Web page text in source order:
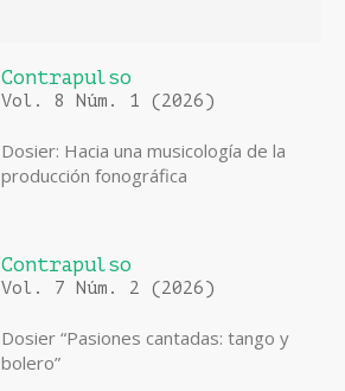
Contrapulso
Vol. 8 Núm. 1 (2026)
Dosier: Hacia una musicología de la
producción fonográfica
Contrapulso
Vol. 7 Núm. 2 (2026)
Dosier “Pasiones cantadas: tango y
bolero”